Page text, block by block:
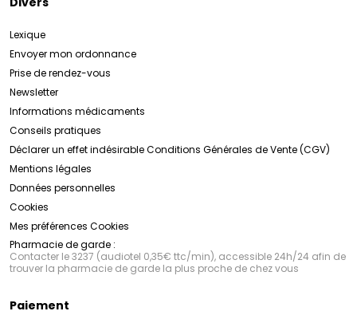
Nous vous proposons pour les tâches la gamme
Nous proposons pour la rosacée, la gamme
Découvrez la gamme SVR dès maintenant en
Engagement envers la Qualité et la Sécurité :
La qualité et la sécurité des produits
priorité absolue. Tous les produits sont soumis à des
tests rigoureux, tant en laboratoire qu'en conditions
réelles d'utilisation, afin de garantir leur efficacité et
leur tolérance. De plus,
ingrédients de haute qualité, sans parabènes, sans
silicones et sans allergènes, pour une expérience de
Découvrez la gamme SVR dès maintenant en
Lexique
Envoyer mon ordonnance
Prise de rendez-vous
Newsletter
Informations médicaments
Conseils pratiques
Déclarer un effet indésirableConditions Générales de Vente (CGV)
Mentions légales
Données personnelles
Cookies
Mes préférences Cookies
Pharmacie de garde :
Contacter le 3237 (audiotel 0,35€ ttc/min), accessible 24h/24 afin de
trouver la pharmacie de garde la plus proche de chez vous
Paiement